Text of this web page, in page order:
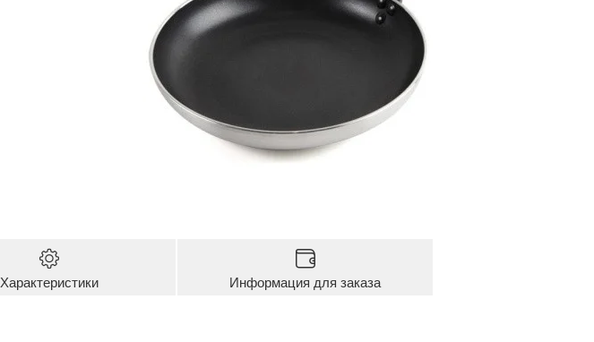
Характеристики Информация для заказа